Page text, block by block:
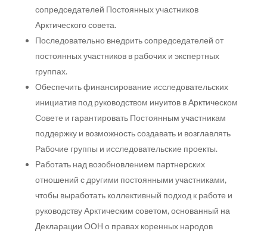
сопредседателей Постоянных участников
Арктического совета.
Последовательно внедрить сопредседателей от
постоянных участников в рабочих и экспертных
группах.
Обеспечить финансирование исследовательских
инициатив под руководством инуитов в Арктическом
Совете и гарантировать Постоянным участникам
поддержку и возможность создавать и возглавлять
Рабочие группы и исследовательские проекты.
Работать над возобновлением партнерских
отношений с другими постоянными участниками,
чтобы выработать коллективный подход к работе и
руководству Арктическим советом, основанный на
Декларации ООН о правах коренных народов